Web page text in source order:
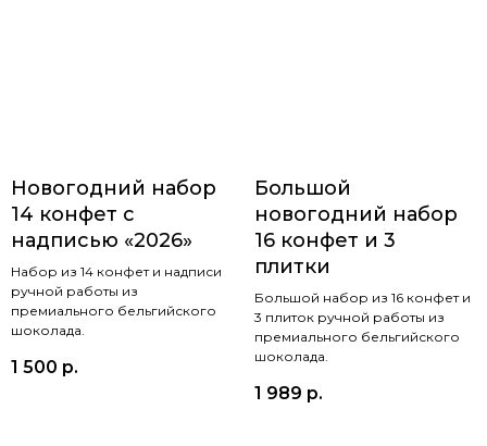
Новогодний набор
14 конфет с
надписью «2026»
Набор из 14 конфет и надписи
ручной работы из
премиального бельгийского
шоколада.
1 500 р.
Большой
новогодний набор
16 конфет и 3
плитки
Большой набор из 16 конфет и
3 плиток ручной работы из
премиального бельгийского
шоколада.
1 989 р.